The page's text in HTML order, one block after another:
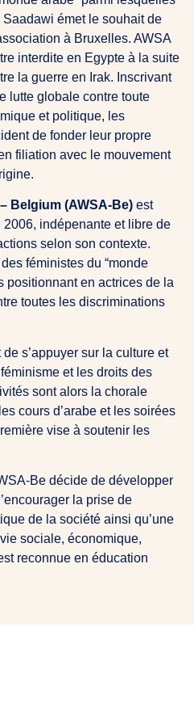
émet le souhait de
à Bruxelles. AWSA
interdite en Egypte à la suite
la guerre en Irak. Inscrivant
lutte globale contre toute
et politique, les
de fonder leur propre
filiation avec le mouvement
Belgium (AWSA-Be) est
indépenante et libre de
selon son contexte.
féministes du “monde
positionnant en actrices de la
toutes les discriminations
s’appuyer sur la culture et
et les droits des
sont alors la chorale
cours d’arabe et les soirées
vise à soutenir les
Be décide de développer
la prise de
de la société ainsi qu’une
sociale, économique,
reconnue en éducation